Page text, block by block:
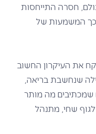
חסרה התייחסות
וכך המשמעות של
את העיקרון החשוב
שנחשבת בריאה,
שמכתיבים מה מותר
שחי, מתנהל